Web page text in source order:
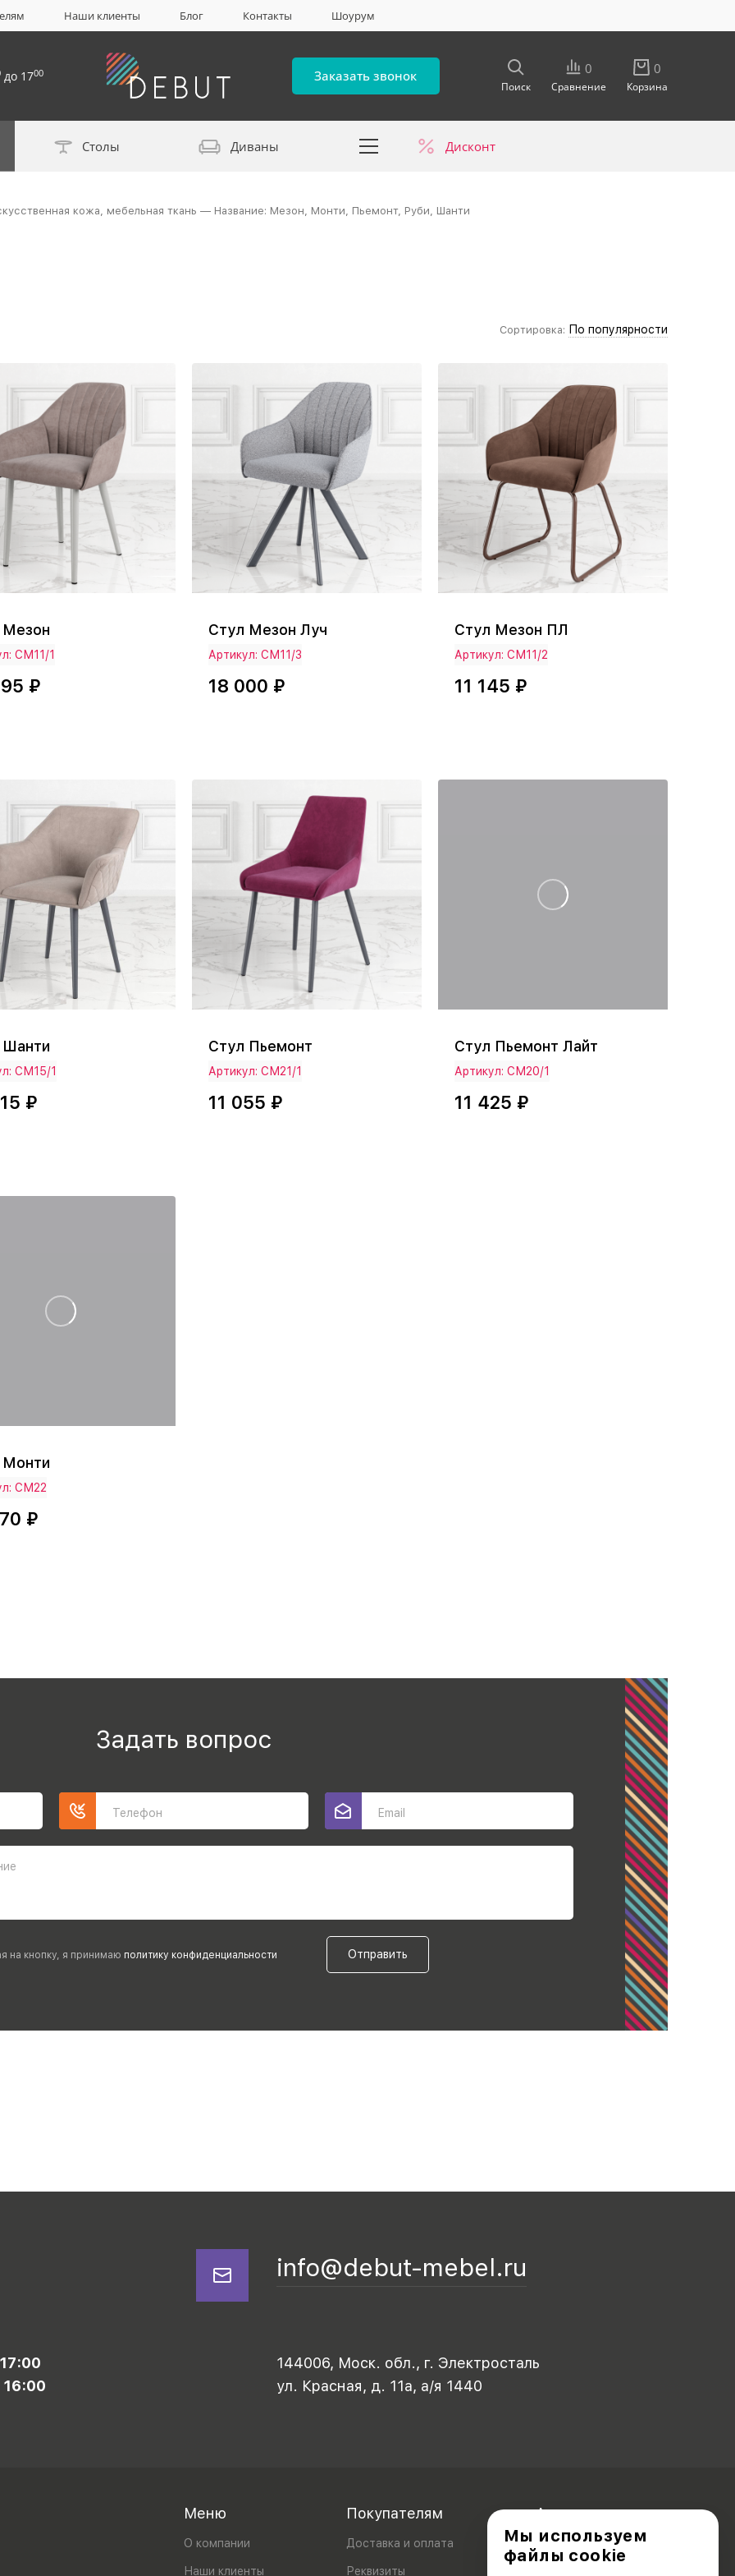
Наши клиенты Блог Контакты Шоурум
до 1700 Заказать звонок
Поиск
0
Сравнение
0
Корзина
Столы Диваны Дисконт
кожа, мебельная ткань — Название: Мезон, Монти, Пьемонт, Руби, Шанти
Сортировка: По популярности
СМ11/1
₽
Стул Мезон Луч
Артикул: СМ11/3
18 000 ₽
Стул Мезон ПЛ
Артикул: СМ11/2
11 145 ₽
СМ15/1
₽
Стул Пьемонт
Артикул: СМ21/1
11 055 ₽
Стул Пьемонт Лайт
Артикул: СМ20/1
11 425 ₽
СМ22
₽
Задать вопрос
Телефон Email
на кнопку, я принимаю политику конфиденциальности Отправить
info@debut-mebel.ru
144006, Моск. обл., г. Электросталь
ул. Красная, д. 11а, а/я 1440
Меню
О компании
Наши клиенты
Покупателям
Доставка и оплата
Реквизиты
Акционерам
Мы используем
файлы cookie